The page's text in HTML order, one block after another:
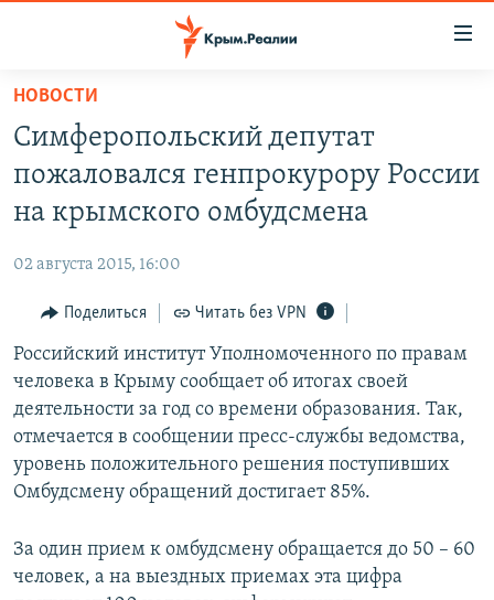
Вернуться
основному
содержанию
главной
навигации
Вернутся
поиску
НОВОСТИ
СПЕЦПРОЕКТЫ
11 ЛЕТ ОККУПАЦИИ КРЫМА. 11 ИСТОРИЙ СОПРОТИВЛЕНИЯ
ЕЩЕ
ИНТЕРАКТИВ
ИНФОГРАФИКА
ТЕЛЕПРОЕКТ КРЫМ.РЕАЛИИ
СОВЕТЫ ПРАВОЗАЩИТНИКОВ
ПРОПАВШИЕ БЕЗ ВЕСТИ
КРЫМ.НЕПОКОРЕННЫЙ
РАДІО СВОБОДА
КАК ОБОЙТИ БЛОКИРОВКУ
Українською
НОВОСТИ
Симферопольский депутат
пожаловался генпрокурору России
на крымского омбудсмена
02 августа 2015, 16:00
Поделиться Читать без VPN
Российский институт Уполномоченного по правам
человека в Крыму сообщает об итогах своей
деятельности за год со времени образования. Так,
отмечается в сообщении пресс-службы ведомства,
уровень положительного решения поступивших
Омбудсмену обращений достигает 85%.
За один прием к омбудсмену обращается до 50 – 60
человек, а на выездных приемах эта цифра